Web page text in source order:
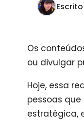
Os
ou divulgar
Hoje, essa
pessoas
estratégica,